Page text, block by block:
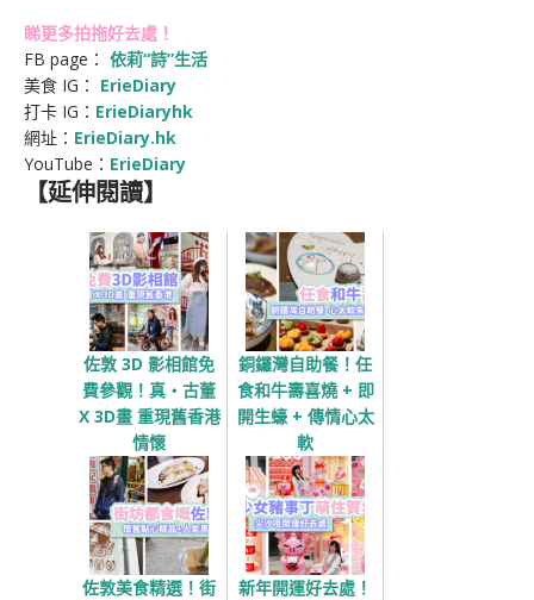
睇更多拍拖好去處！
FB page： 依莉“詩”生活
美食 IG： ErieDiary
打卡 IG： ErieDiaryhk
網址： ErieDiary.hk
YouTube： ErieDiary
【延伸閱讀】
佐敦 3D 影相館免
費參觀！真‧古董
X 3D畫 重現舊香港
情懷
銅鑼灣自助餐！任
食和牛壽喜燒 + 即
開生蠔 + 傳情心太
軟
佐敦美食精選！街
新年開運好去處！